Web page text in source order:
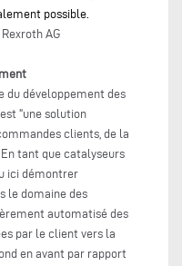
possible.
AG
du développement des
"une solution
clients, de la
tant que catalyseurs
ici démontrer
le domaine des
automatisé des
par le client vers la
en avant par rapport